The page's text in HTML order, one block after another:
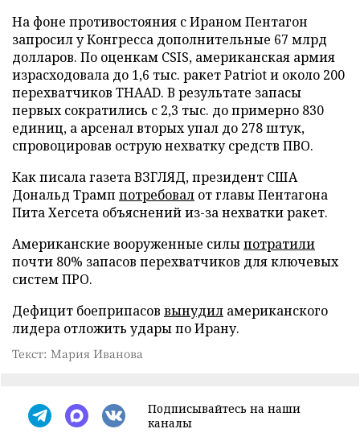
На фоне противостояния с Ираном Пентагон
запросил у Конгресса дополнительные 67 млрд
долларов. По оценкам CSIS, американская армия
израсходовала до 1,6 тыс. ракет Patriot и около 200
перехватчиков THAAD. В результате запасы
первых сократились с 2,3 тыс. до примерно 830
единиц, а арсенал вторых упал до 278 штук,
спровоцировав острую нехватку средств ПВО.
Как писала газета ВЗГЛЯД, президент США
Дональд Трамп потребовал от главы Пентагона
Пита Хегсета объяснений из-за нехватки ракет.
Американские вооруженные силыпотратили
почти 80% запасов перехватчиков для ключевых
систем ПРО.
Дефицит боеприпасов вынудил американского
лидера отложить удары по Ирану.
Текст: Мария Иванова
Подписывайтесь на наши
каналы